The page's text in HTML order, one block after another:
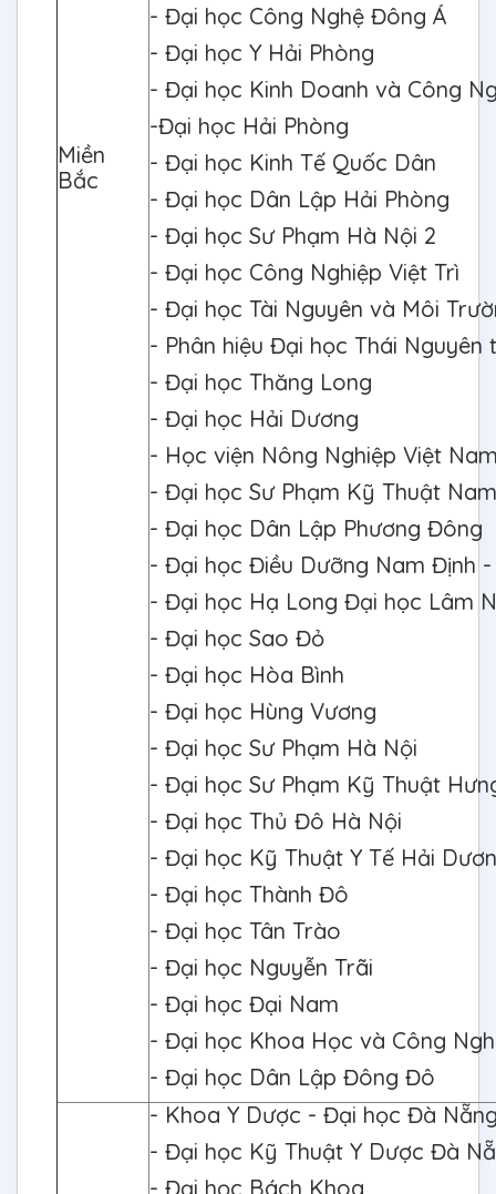
Miền
Bắc
- Đại học Công Nghệ Đông Á
- Đại học Y Hải Phòng
- Đại học Kinh Doanh và Công
-Đại học Hải Phòng
- Đại học Kinh Tế Quốc Dân
- Đại học Dân Lập Hải Phòng
- Đại học Sư Phạm Hà Nội 2
- Đại học Công Nghiệp Việt Trì
- Đại học Tài Nguyên và Môi
- Phân hiệu Đại học Thái
- Đại học Thăng Long
- Đại học Hải Dương
- Học viện Nông Nghiệp Việt
- Đại học Sư Phạm Kỹ Thuật
- Đại học Dân Lập Phương Đông
- Đại học Điều Dưỡng Nam Định
- Đại học Hạ Long Đại học Lâm
- Đại học Sao Đỏ
- Đại học Hòa Bình
- Đại học Hùng Vương
- Đại học Sư Phạm Hà Nội
- Đại học Sư Phạm Kỹ Thuật
- Đại học Thủ Đô Hà Nội
- Đại học Kỹ Thuật Y Tế Hải
- Đại học Thành Đô
- Đại học Tân Trào
- Đại học Nguyễn Trãi
- Đại học Đại Nam
- Đại học Khoa Học và Công
- Đại học Dân Lập Đông Đô
- Khoa Y Dược - Đại học Đà
- Đại học Kỹ Thuật Y Dược Đà
- Đại học Bách Khoa